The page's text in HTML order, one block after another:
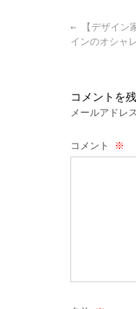
Post
navigation
← 【デザイン
インのオシャ
コメントを
メールアドレ
コメント ※